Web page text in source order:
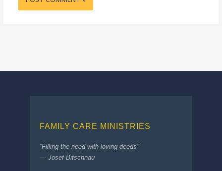
FAMILY CARE MINISTRIES
“Filling the need with loving deeds”
— Josef Bitschnau